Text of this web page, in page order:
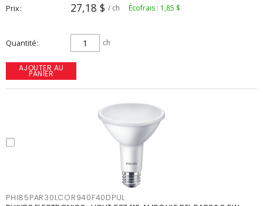
Prix 27,18 $ / ch Écofrais : 1,85 $
Quantité ch
AJOUTER AU
PANIER
PHI85PAR30LCOR940F40DPUL